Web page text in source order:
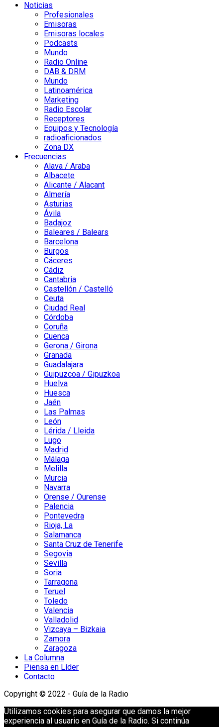
Noticias
Profesionales
Emisoras
Emisoras locales
Podcasts
Mundo
Radio Online
DAB & DRM
Mundo
Latinoamérica
Marketing
Radio Escolar
Receptores
Equipos y Tecnología
radioaficionados
Zona DX
Frecuencias
Alava / Araba
Albacete
Alicante / Alacant
Almería
Asturias
Ávila
Badajoz
Baleares / Balears
Barcelona
Burgos
Cáceres
Cádiz
Cantabria
Castellón / Castelló
Ceuta
Ciudad Real
Córdoba
Coruña
Cuenca
Gerona / Girona
Granada
Guadalajara
Guipuzcoa / Gipuzkoa
Huelva
Huesca
Jaén
Las Palmas
León
Lérida / Lleida
Lugo
Madrid
Málaga
Melilla
Murcia
Navarra
Orense / Ourense
Palencia
Pontevedra
Rioja, La
Salamanca
Santa Cruz de Tenerife
Segovia
Sevilla
Soria
Tarragona
Teruel
Toledo
Valencia
Valladolid
Vizcaya – Bizkaia
Zamora
Zaragoza
La Columna
Piensa en Líder
Contacto
Copyright © 2022 - Guía de la Radio
Utilizamos cookies para asegurar que damos la mejor
experiencia al usuario en Guía de la Radio. Si continúa